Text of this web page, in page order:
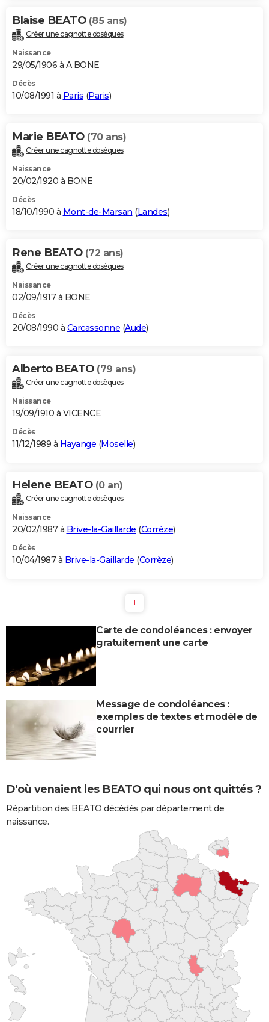
Blaise BEATO (85 ans)
Créer une cagnotte obsèques
Naissance
29/05/1906 à A BONE
Décès
10/08/1991 à Paris (Paris)
Marie BEATO (70 ans)
Créer une cagnotte obsèques
Naissance
20/02/1920 à BONE
Décès
18/10/1990 à Mont-de-Marsan (Landes)
Rene BEATO (72 ans)
Créer une cagnotte obsèques
Naissance
02/09/1917 à BONE
Décès
20/08/1990 à Carcassonne (Aude)
Alberto BEATO (79 ans)
Créer une cagnotte obsèques
Naissance
19/09/1910 à VICENCE
Décès
11/12/1989 à Hayange (Moselle)
Helene BEATO (0 an)
Créer une cagnotte obsèques
Naissance
20/02/1987 à Brive-la-Gaillarde (Corrèze)
Décès
10/04/1987 à Brive-la-Gaillarde (Corrèze)
1
Carte de condoléances : envoyer
gratuitement une carte
Message de condoléances :
exemples de textes et modèle de
courrier
D'où venaient les BEATO qui nous ont quittés ?
Répartition des BEATO décédés par département de
naissance.